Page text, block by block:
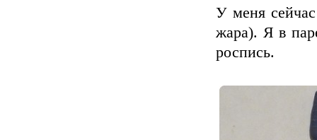
У меня
жара). Я в
роспись.